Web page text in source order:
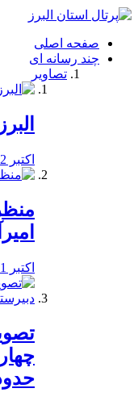
فصد
شرق
تهران
خشکشویی
صفحه اصلی
چند رسانه ای
تصاویر
اکتبر 22, 2019
اکتبر 21, 2019
حدود